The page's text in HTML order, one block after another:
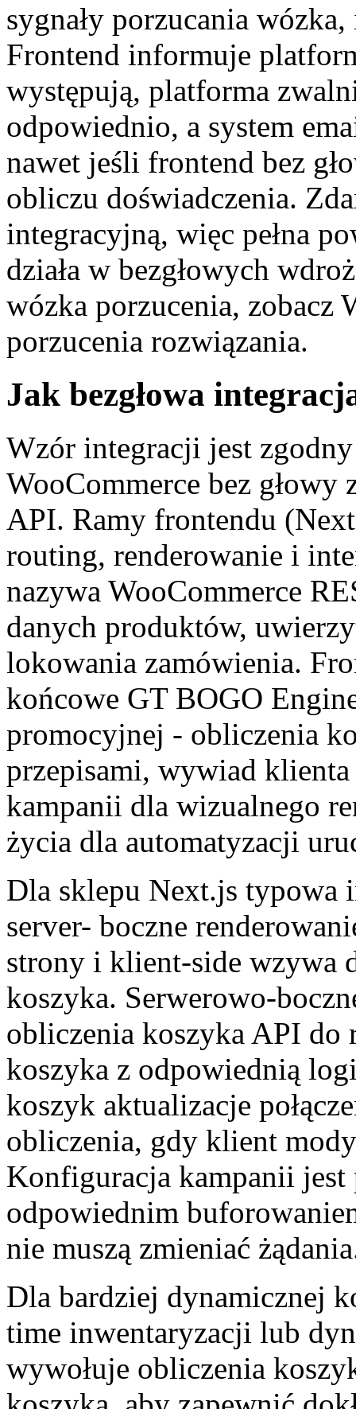
sygnały porzucania
Frontend informuje
występują, platforma
odpowiednio, a system
nawet jeśli frontend bez
obliczu doświadczenia.
integracyjną, więc pełna
działa w bezgłowych
wózka porzucenia, zobacz
porzucenia rozwiązania.
Jak bezgłowa
Wzór integracji jest
WooCommerce bez
API. Ramy frontendu
routing, renderowanie i
nazywa WooCommerce
danych produktów,
lokowania zamówienia.
końcowe GT BOGO
promocyjnej - obliczenia
przepisami, wywiad
kampanii dla wizualnego
życia dla automatyzacji
Dla sklepu Next.js typowa
server- boczne
strony i klient-side wzywa
koszyka. Serwerowo-
obliczenia koszyka API do
koszyka z odpowiednią
koszyk aktualizacje
obliczenia, gdy klient
Konfiguracja kampanii jest
odpowiednim
nie muszą zmieniać
Dla bardziej dynamicznej
time inwentaryzacji lub
wywołuje obliczenia